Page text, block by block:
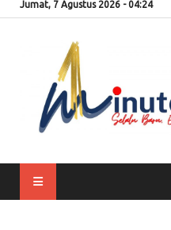
Jumat, 7 Agustus 2026 - 04:24